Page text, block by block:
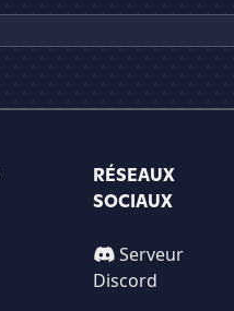
RÉSEAUX
SOCIAUX
Serveur
Discord